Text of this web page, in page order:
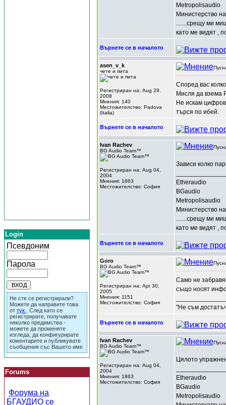
Login
Псевдоним
Парола
Не сте се регистрирали?
Можете да направите това
от тук
. След като се
регистрирате, получавате
няколко предимства -
можете да променяте
изгледа, да конфигурирате
коментарите и публикувате
съобщения със Вашето име
Forums
Форума на
БГАУДИО се
Metropolisaudio
Министерство
.......срещу ми
като ме видят ,
Върнете се в началото
asen_v_k
чете и пита
Регистриран на: Aug 29,
2008
Мнения: 140
Местожителство: Padova
(Italia)
Според вас
Мисля да взема
Не искам
търся по ибей.
Върнете се в началото
Ivan Rachev
BG Audio Team™
Регистриран на: Aug 04,
2004
Мнения: 1863
Местожителство: София
Зависи колко
Etheraudio
BGaudio
Metropolisaudio
Министерство
.......срещу ми
като ме видят ,
Върнете се в началото
Goro
BG Audio Team™
Регистриран на: Apr 30,
2005
Мнения: 1151
Местожителство: София
Само не
също носят
"Не съм
Върнете се в началото
Ivan Rachev
BG Audio Team™
Регистриран на: Aug 04,
2004
Мнения: 1863
Местожителство: София
Цялото
Etheraudio
BGaudio
Metropolisaudio